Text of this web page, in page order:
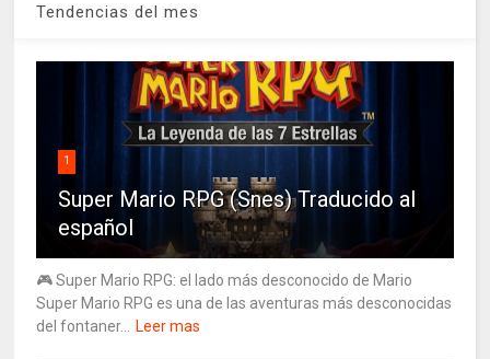
Tendencias del mes
1
Super Mario RPG (Snes) Traducido al
español
🎮 Super Mario RPG: el lado más desconocido de Mario
Super Mario RPG es una de las aventuras más desconocidas
del fontaner... Leer mas